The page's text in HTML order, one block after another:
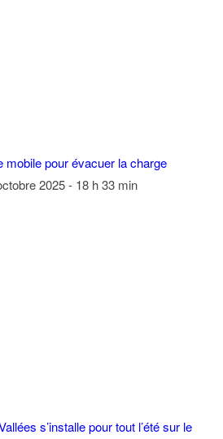
mobile pour évacuer la charge
2025 - 18 h 33 min
s’installe pour tout l’été sur le